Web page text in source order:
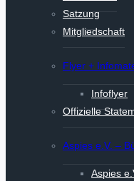
Satzung
Mitgliedschaft
Flyer +
Infoflyer
Offizielle
Aspies e.V. –
Aspies